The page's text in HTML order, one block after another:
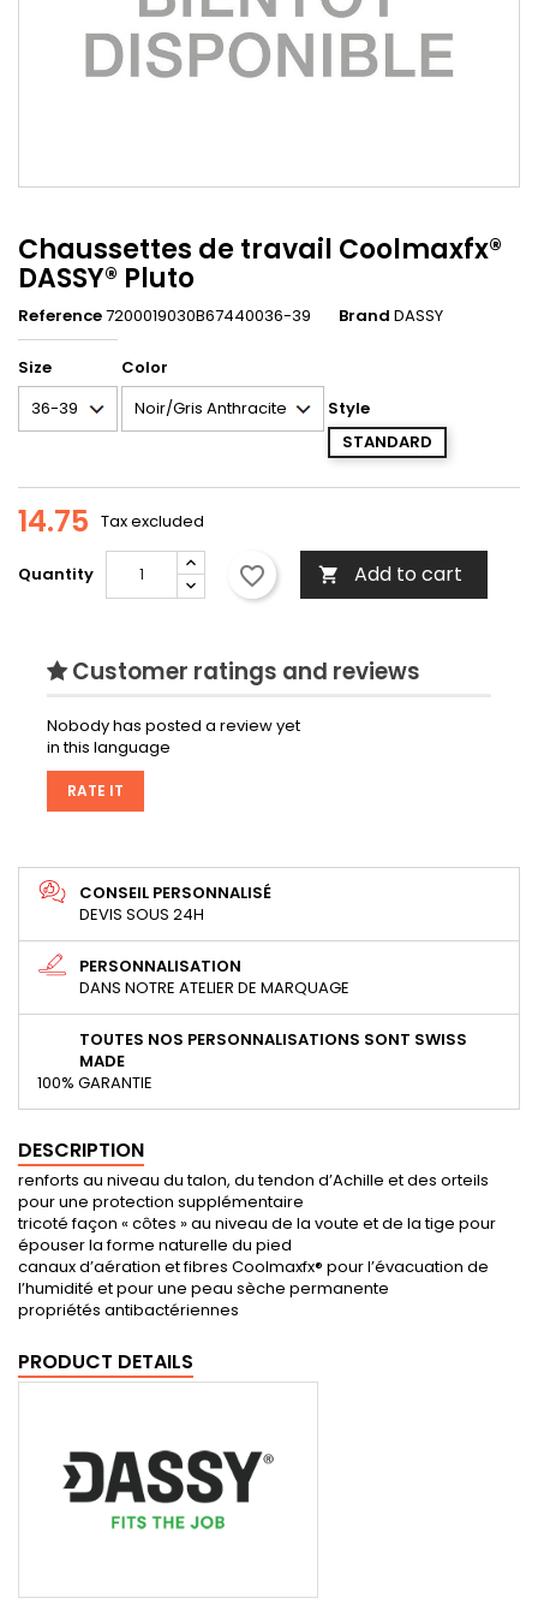
Chaussettes de travail Coolmaxfx®
DASSY® Pluto
Reference7200019030B67440036-39 Brand DASSY
Size
Color
Style
STANDARD
14.75 Tax excluded
Quantity favorite_border  Add to cart
Customer ratings and reviews
Nobody has posted a review yet
in this language
RATE IT
CONSEIL PERSONNALISÉ
DEVIS SOUS 24H
PERSONNALISATION
DANS NOTRE ATELIER DE MARQUAGE
TOUTES NOS PERSONNALISATIONS SONT SWISS
MADE
100% GARANTIE
DESCRIPTION
renforts au niveau du talon, du tendon d’Achille et des orteils
pour une protection supplémentaire
tricoté façon « côtes » au niveau de la voute et de la tige pour
épouser la forme naturelle du pied
canaux d’aération et fibres Coolmaxfx® pour l’évacuation de
l’humidité et pour une peau sèche permanente
propriétés antibactériennes
PRODUCT DETAILS